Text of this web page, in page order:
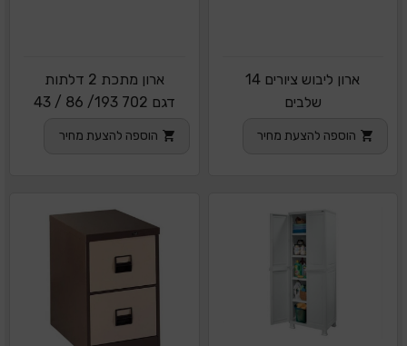
ארון ליבוש ציורים 14
שלבים
הוספה להצעת מחיר
ארון מתכת 2 דלתות
דגם 702 193/ 86 / 43
הוספה להצעת מחיר